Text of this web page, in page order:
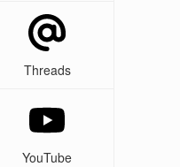
Threads
YouTube